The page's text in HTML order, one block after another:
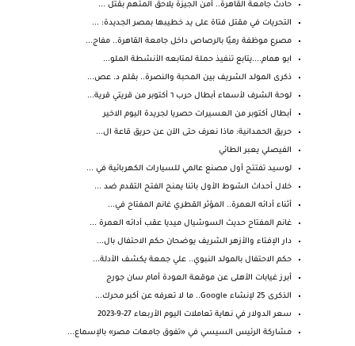
حادث جامعة القاهرة.. أمن الجيزة يلاحق المتهم بقتل ...
التحريات في مقتل فتاة على يد خطيبها بمصر الجديدة: ...
مصرع موظفة رميًا بالرصاص داخل جامعة القاهرة.. مفاج...
ابو همام....يتابع تنفيذ حملة لمتابعه الأنشطة الملو...
ذكرى المولد الشريف بين المحبة والنصرة.. بقلم د. عص...
لوحة الشرف لأسماء أبطال حرب ٦ أكتوبر من قريتي قرية...
أبطال أكتوبر من العسيرات حصريا لجريدة اليوم الاخير
حريق الحمدانية: ماذا نعرف حتى الآن عن حريق قاعة ال...
الفيصلي يعبر الطائي
لوسيد تفتتح أول مصنع عالمي للسيارات الكهربائية في ...
خلال أحداث الشوط الأول باتنا يمنح الفتح التقدم ضد ...
أثناء أدائه العمرة.. المؤثر القطري غانم المفتاح في...
غانم المفتاح حديث السوشيال ميديا عقب أدائه العمرة ...
دار الإفتاء والأزهر الشريف يوضحان حكم الاحتفال بال...
حكم الاحتفال بالمولد النبوي.. علي جمعة يكشف الأدلة...
أبرز غيابات الأهلى عن موقعة العودة أمام سان جورج
الذكرى 25 لإنشاء Google.. ما لا تعرفه عن أكبر محرك...
سعر الدولار في نهاية تعاملات اليوم الأربعاء 27-9-2023
مشاركة الرئيس السيسي في «تفوق جامعات مصر» بالإسماع...